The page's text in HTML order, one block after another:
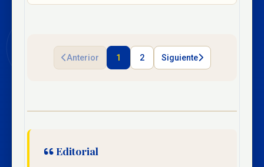
Anterior 1 2 Siguiente
Editorial